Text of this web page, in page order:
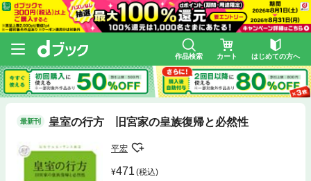
作品検索 カート はじめての方へ
最新刊 皇室の行方 旧宮家の皇族復帰と必然性
平宏
471 (税込)